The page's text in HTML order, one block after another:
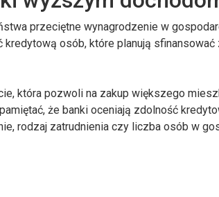
przeciętne wynagrodzenie w
osób, które planują sfinansować
która pozwoli na zakup większego
że banki oceniają zdolność
rodzaj zatrudnienia czy liczba osób w